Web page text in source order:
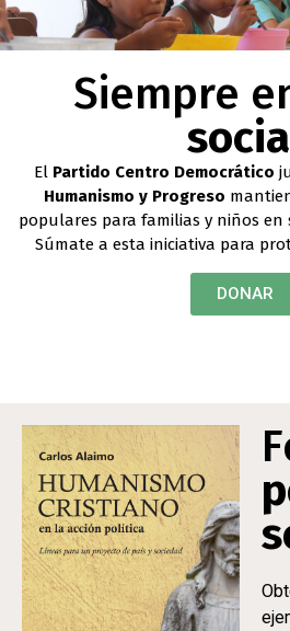
Siempre
El Partido Centro Democrático
Humanismo y Progreso
populares para familias y niños en
Súmate a esta iniciativa para
DONAR